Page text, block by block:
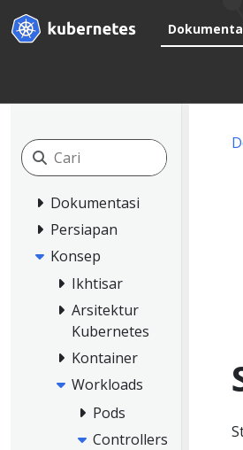
Dokumentasi
Persiapan
Konsep
Ikhtisar
Arsitektur
Kubernetes
Kontainer
Workloads
Pods
Controllers